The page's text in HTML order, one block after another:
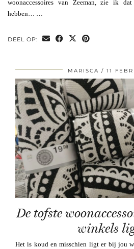
woonaccessoires van Zeeman, zie ik
hebben… …
DEEL OP:
MARISCA 11
De tofste
winkels
Het is koud en misschien ligt er bij jou